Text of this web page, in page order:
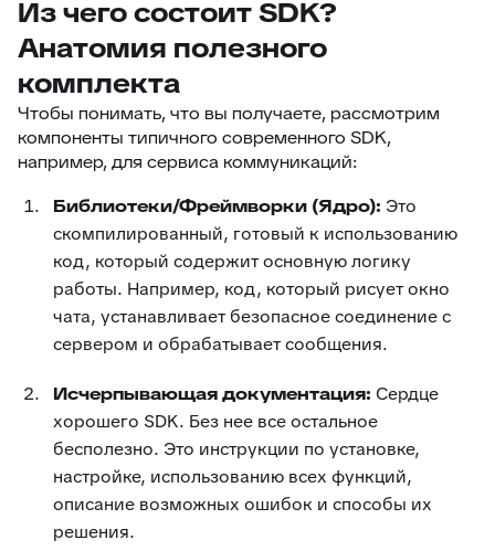
Из чего состоит SDK?
Анатомия полезного
комплекта
Чтобы понимать, что вы получаете, рассмотрим
компоненты типичного современного SDK,
например, для сервиса коммуникаций:
Библиотеки/Фреймворки (Ядро): Это
скомпилированный, готовый к использованию
код, который содержит основную логику
работы. Например, код, который рисует окно
чата, устанавливает безопасное соединение с
сервером и обрабатывает сообщения.
Исчерпывающая документация: Сердце
хорошего SDK. Без нее все остальное
бесполезно. Это инструкции по установке,
настройке, использованию всех функций,
описание возможных ошибок и способы их
решения.